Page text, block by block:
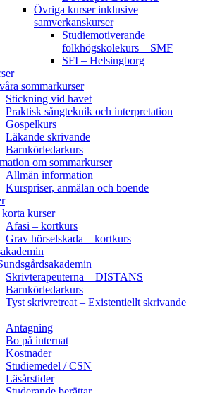
Övriga kurser inklusive
samverkanskurser
Studiemotiverande
folkhögskolekurs – SMF
SFI – Helsingborg
sommarkurser
Stickning vid havet
Praktisk sångteknik och interpretation
Gospelkurs
Läkande skrivande
Barnkörledarkurs
om sommarkurser
Allmän information
Kurspriser, anmälan och boende
kurser
Afasi – kortkurs
Grav hörselskada – kortkurs
Skrivterapeuterna – DISTANS
Barnkörledarkurs
Tyst skrivretreat – Existentiellt skrivande
Antagning
Bo på internat
Kostnader
Studiemedel / CSN
Läsårstider